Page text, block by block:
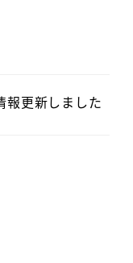
報更新しました